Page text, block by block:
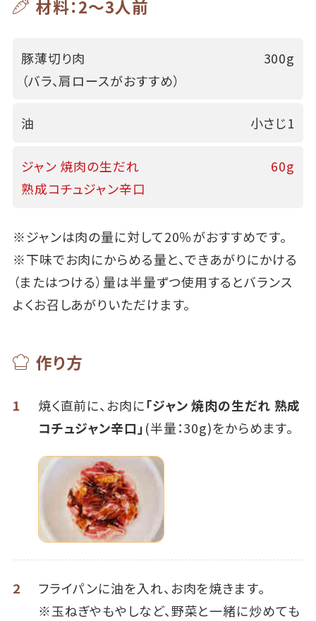
材料：2～3人前
豚薄切り肉
（バラ、肩ロースがおすすめ）
300g
油 小さじ1
ジャン 焼肉の生だれ
熟成コチュジャン辛口
60g
※ジャンは肉の量に対して20％がおすすめです。
※下味でお肉にからめる量と、できあがりにかける
（またはつける）量は半量ずつ使用するとバランス
よくお召しあがりいただけます。
作り方
1 焼く直前に、お肉に「ジャン 焼肉の生だれ 熟成
コチュジャン辛口」(半量：30g)をからめます。
2
フライパンに油を入れ、お肉を焼きます。
※玉ねぎやもやしなど、野菜と一緒に炒めても